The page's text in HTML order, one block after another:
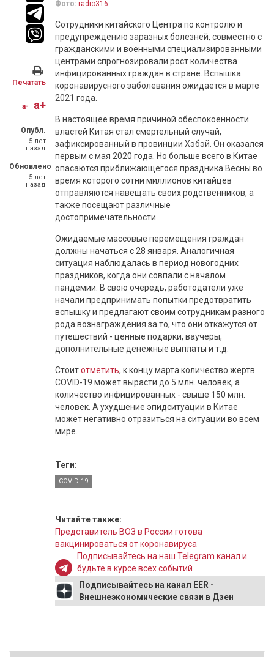
Печатать
a- a+
Опубл.
5 лет
назад
Обновлено
5 лет
назад
Фото: radio316
Сотрудники китайского Центра по контролю и
предупреждению заразных болезней, совместно с
гражданскими и военными специализированными
центрами спрогнозировали рост количества
инфицированных граждан в стране. Вспышка
коронавирусного заболевания ожидается в марте
2021 года.
В настоящее время причиной обеспокоенности
властей Китая стал смертельный случай,
зафиксированный в провинции Хэбэй. Он оказался
первым с мая 2020 года. Но больше всего в Китае
опасаются приближающегося праздника Весны во
время которого сотни миллионов китайцев
отправляются навещать своих родственников, а
также посещают различные
достопримечательности.
Ожидаемые массовые перемещения граждан
должны начаться с 28 января. Аналогичная
ситуация наблюдалась в период новогодних
праздников, когда они совпали с началом
пандемии. В свою очередь, работодатели уже
начали предпринимать попытки предотвратить
вспышку и предлагают своим сотрудникам разного
рода вознаграждения за то, что они откажутся от
путешествий - ценные подарки, ваучеры,
дополнительные денежные выплаты и т.д.
Стоитотметить, к концу марта количество жертв
COVID-19 может вырасти до 5 млн. человек, а
количество инфицированных - свыше 150 млн.
человек. А ухудшение эпидситуации в Китае
может негативно отразиться на ситуации во всем
мире.
Теги:
COVID-19
Читайте также:
Представитель ВОЗ в России готова
вакцинироваться от коронавируса
Подписывайтесь на наш Telegram канал и
будьте в курсе всех событий
Подписывайтесь на канал EER -
Внешнеэкономические связи в Дзен